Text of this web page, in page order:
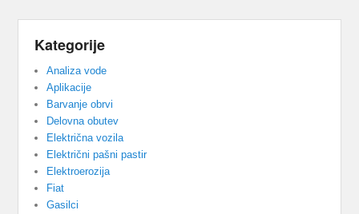
Kategorije
Analiza vode
Aplikacije
Barvanje obrvi
Delovna obutev
Električna vozila
Električni pašni pastir
Elektroerozija
Fiat
Gasilci